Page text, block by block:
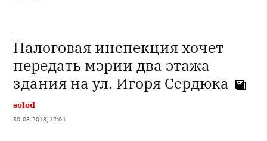
Налоговая инспекция хочет
передать мэрии два этажа
здания на ул. Игоря Сердюка
solod
30-03-2018, 12:04